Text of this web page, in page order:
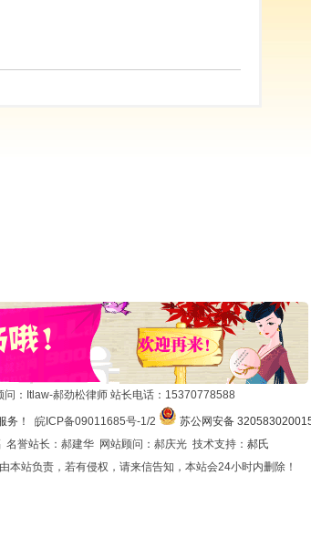
问：Itlaw-郝劲松律师 站长电话：15370778588
皖ICP备09011685号-1/2
苏公网安备
誉站长：郝建华 网站顾问：郝庆光 技术支持： 郝氏
站负责，若有侵权，请来信告知，本站会24小时内删除！